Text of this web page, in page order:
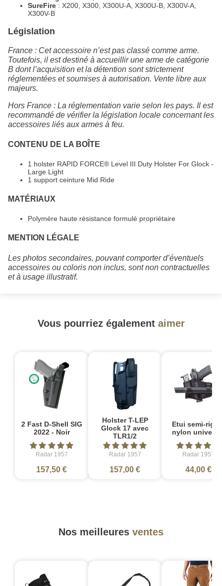
SureFire : X200, X300, X300U-A, X300U-B, X300V-A,
X300V-B
Législation
France : Cet accessoire n’est pas classé comme arme.
Toutefois, il est destiné à accueillir une arme de catégorie
B dont l’acquisition et la détention sont strictement
réglementées et soumises à autorisation. Vente libre aux
majeurs.
Hors France : La réglementation varie selon les pays. Il est
recommandé de vérifier la législation locale concernant les
accessoires liés aux armes à feu.
CONTENU DE LA BOÎTE
1 holster RAPID FORCE® Level III Duty Holster For Glock -
Large Light
1 support ceinture Mid Ride
MATÉRIAUX
Polymère haute résistance formulé propriétaire
MENTION LÉGALE
Les photos secondaires, pouvant comporter d’éventuels
accessoires ou coloris non inclus, sont non contractuelles
et à usage illustratif.
Vous pourriez également aimer
2 Fast D-Shell SIG
2022 - Noir
Radar 1957
157,50 €
Holster T-LEP
Glock 17 avec
TLR1/2
Radar 1957
157,00 €
Etui semi-
nylon
Radar 1957
44,00 €
Nos meilleures ventes